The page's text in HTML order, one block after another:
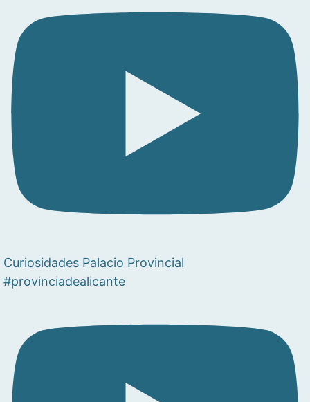
Curiosidades Palacio Provincial
#provinciadealicante